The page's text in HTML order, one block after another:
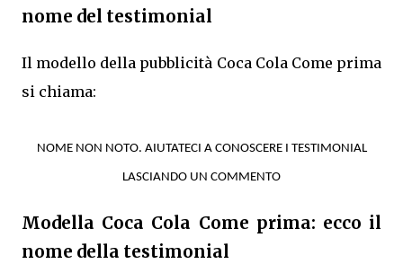
nome del testimonial
Il modello della pubblicità Coca Cola Come prima
si chiama:
NOME NON NOTO. AIUTATECI A CONOSCERE I TESTIMONIAL
LASCIANDO UN COMMENTO
Modella Coca Cola Come prima: ecco il
nome della testimonial